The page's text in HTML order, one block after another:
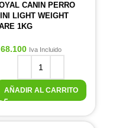
CANIN PERRO
LIGHT WEIGHT
1KG
68.100 Iva Incluido
AÑADIR AL CARRITO